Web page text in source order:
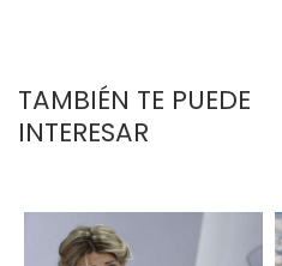
TAMBIÉN TE PUEDE
INTERESAR